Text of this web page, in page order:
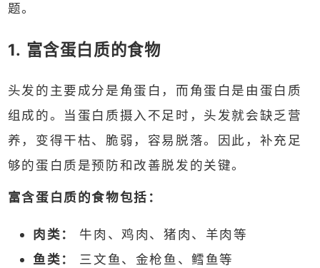
题。
1. 富含蛋白质的食物
头发的主要成分是角蛋白，而角蛋白是由蛋白质
组成的。当蛋白质摄入不足时，头发就会缺乏营
养，变得干枯、脆弱，容易脱落。因此，补充足
够的蛋白质是预防和改善脱发的关键。
富含蛋白质的食物包括：
肉类：
牛肉、鸡肉、猪肉、羊肉等
鱼类：
三文鱼、金枪鱼、鳕鱼等